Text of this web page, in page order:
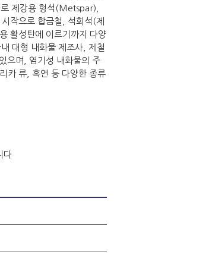
제강용 형석(Metspar),
작으로 합금철, 석회석(제
활성탄에 이르기까지 다양
대형 내화물 제조사, 제철
으며, 염기성 내화물의 주
카 류, 흑연 등 다양한 종류
다